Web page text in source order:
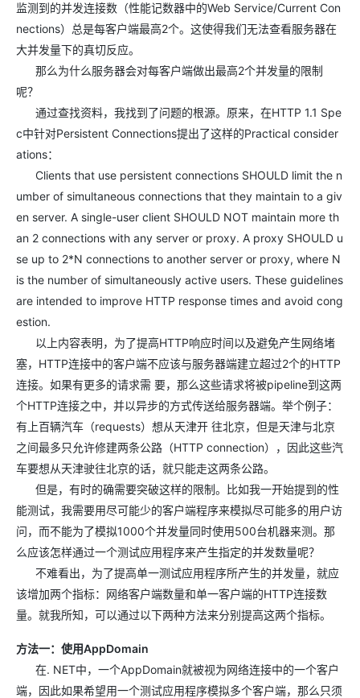
监测到的并发连接数（性能记数器中的Web Service/Current Con
nections）总是每客户端最高2个。这使得我们无法查看服务器在
大并发量下的真切反应。
那么为什么服务器会对每客户端做出最高2个并发量的限制
呢？
通过查找资料，我找到了问题的根源。原来，在HTTP 1.1 Spe
c中针对Persistent Connections提出了这样的Practical consider
ations：
Clients that use persistent connections SHOULD limit the n
umber of simultaneous connections that they maintain to a giv
en server. A single-user client SHOULD NOT maintain more th
an 2 connections with any server or proxy. A proxy SHOULD u
se up to 2*N connections to another server or proxy, where N
is the number of simultaneously active users. These guidelines
are intended to improve HTTP response times and avoid cong
estion.
以上内容表明，为了提高HTTP响应时间以及避免产生网络堵
塞，HTTP连接中的客户端不应该与服务器端建立超过2个的HTTP
连接。如果有更多的请求需 要，那么这些请求将被pipeline到这两
个HTTP连接之中，并以异步的方式传送给服务器端。举个例子：
有上百辆汽车（requests）想从天津开 往北京，但是天津与北京
之间最多只允许修建两条公路（HTTP connection），因此这些汽
车要想从天津驶往北京的话，就只能走这两条公路。
但是，有时的确需要突破这样的限制。比如我一开始提到的性
能测试，我需要用尽可能少的客户端程序来模拟尽可能多的用户访
问，而不能为了模拟1000个并发量同时使用500台机器来测。那
么应该怎样通过一个测试应用程序来产生指定的并发数量呢？
不难看出，为了提高单一测试应用程序所产生的并发量，就应
该增加两个指标：网络客户端数量和单一客户端的HTTP连接数
量。就我所知，可以通过以下两种方法来分别提高这两个指标。
方法一：使用AppDomain
在. NET中，一个AppDomain就被视为网络连接中的一个客户
端，因此如果希望用一个测试应用程序模拟多个客户端，那么只须